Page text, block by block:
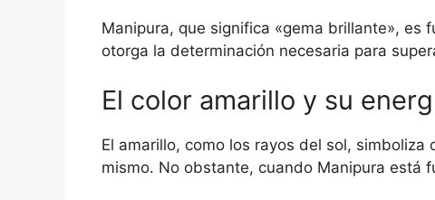
Manipura, que significa «gema brillante»,
otorga la determinación necesaria para
El color amarillo y su
El amarillo, como los rayos del sol,
mismo. No obstante, cuando Manipura está